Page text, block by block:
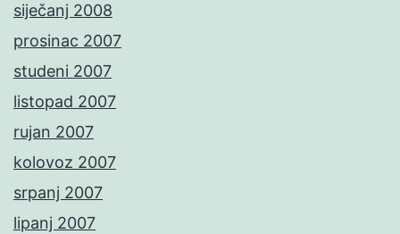
siječanj 2008
prosinac 2007
studeni 2007
listopad 2007
rujan 2007
kolovoz 2007
srpanj 2007
lipanj 2007